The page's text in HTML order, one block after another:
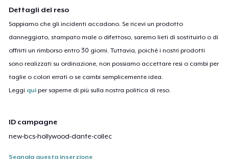
Dettagli del reso
Sappiamo che gli incidenti accadono. Se ricevi un prodotto
danneggiato, stampato male o difettoso, saremo lieti di sostituirlo o di
offrirti un rimborso entro 30 giorni. Tuttavia, poiché i nostri prodotti
sono realizzati su ordinazione, non possiamo accettare resi o cambi per
taglie o colori errati o se cambi semplicemente idea.
Leggi qui per saperne di più sulla nostra politica di reso.
ID campagne
new-bcs-hollywood-dante-collec
Segnala questa inserzione